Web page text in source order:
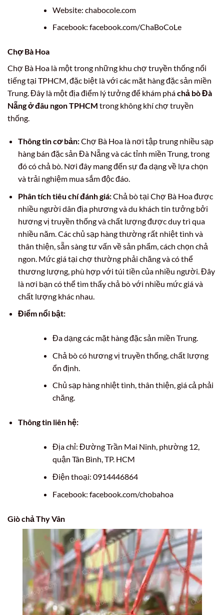
Website: chabocole.com
Facebook: facebook.com/ChaBoCoLe
Chợ Bà Hoa
Chợ Bà Hoa là một trong những khu chợ truyền thống nổi
tiếng tại TPHCM, đặc biệt là với các mặt hàng đặc sản miền
Trung. Đây là một địa điểm lý tưởng để khám pháchả bò Đà
Nẵng ở đâu ngon TPHCM trong không khí chợ truyền
thống.
Thông tin cơ bản:Chợ Bà Hoa là nơi tập trung nhiều sạp
hàng bán đặc sản Đà Nẵng và các tỉnh miền Trung, trong
đó có chả bò. Nơi đây mang đến sự đa dạng về lựa chọn
và trải nghiệm mua sắm độc đáo.
Phân tích tiêu chí đánh giá:Chả bò tại Chợ Bà Hoa được
nhiều người dân địa phương và du khách tin tưởng bởi
hương vị truyền thống và chất lượng được duy trì qua
nhiều năm. Các chủ sạp hàng thường rất nhiệt tình và
thân thiện, sẵn sàng tư vấn về sản phẩm, cách chọn chả
ngon. Mức giá tại chợ thường phải chăng và có thể
thương lượng, phù hợp với túi tiền của nhiều người. Đây
là nơi bạn có thể tìm thấy chả bò với nhiều mức giá và
chất lượng khác nhau.
Điểm nổi bật:
Đa dạng các mặt hàng đặc sản miền Trung.
Chả bò có hương vị truyền thống, chất lượng
ổn định.
Chủ sạp hàng nhiệt tình, thân thiện, giá cả phải
chăng.
Thông tin liên hệ:
Địa chỉ: Đường Trần Mai Ninh, phường 12,
quận Tân Bình, TP. HCM
Điện thoại: 0914446864
Facebook: facebook.com/chobahoa
Giò chả Thy Vân